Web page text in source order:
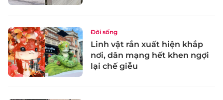
Đời sống
Linh vật rắn xuất hiện khắp
nơi, dân mạng hết khen ngợi
lại chế giễu